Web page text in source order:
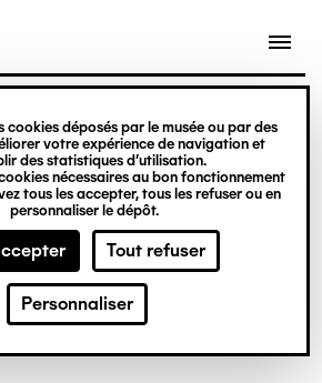
cookies déposés par le musée ou par des
votre expérience de navigation et
des statistiques d’utilisation.
nécessaires au bon fonctionnement
tous les accepter, tous les refuser ou en
personnaliser le dépôt.
Tout refuser
Personnaliser
Nicolas Dewitte/LaM Lille
d’art moderne d’art
d’art brut